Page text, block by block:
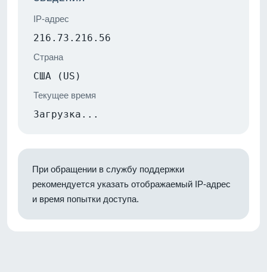
IP-адрес
216.73.216.56
Страна
США (US)
Текущее время
Загрузка...
При обращении в службу поддержки
рекомендуется указать отображаемый IP-адрес
и время попытки доступа.